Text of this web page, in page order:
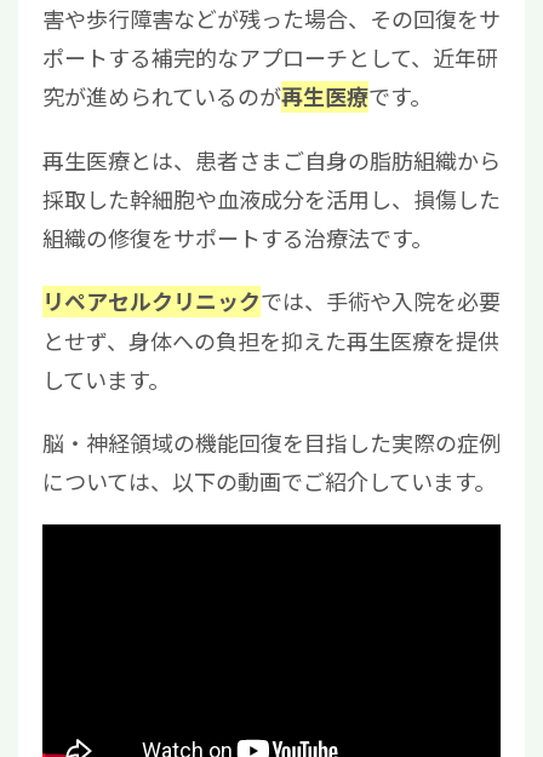
害や歩行障害などが残った場合、その回復をサ
ポートする補完的なアプローチとして、近年研
究が進められているのが再生医療です。
再生医療とは、患者さまご自身の脂肪組織から
採取した幹細胞や血液成分を活用し、損傷した
組織の修復をサポートする治療法です。
リペアセルクリニックでは、手術や入院を必要
とせず、身体への負担を抑えた再生医療を提供
しています。
脳・神経領域の機能回復を目指した実際の症例
については、以下の動画でご紹介しています。